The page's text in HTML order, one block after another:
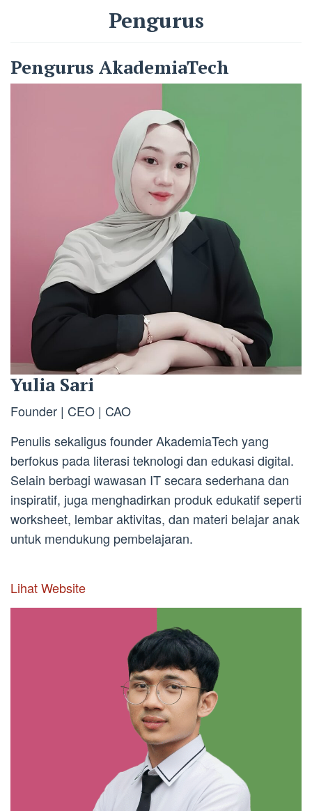
Pengurus
Sari
Diposting
Pengurus AkademiaTech
Yulia Sari
Founder | CEO | CAO
Penulis sekaligus founder AkademiaTech yang
berfokus pada literasi teknologi dan edukasi digital.
Selain berbagi wawasan IT secara sederhana dan
inspiratif, juga menghadirkan produk edukatif seperti
worksheet, lembar aktivitas, dan materi belajar anak
untuk mendukung pembelajaran.
Lihat Website